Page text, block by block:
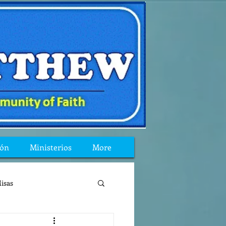
Ministerios More